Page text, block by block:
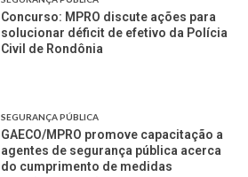
Concurso: MPRO discute ações para
solucionar déficit de efetivo da Polícia
Civil de Rondônia
SEGURANÇA PÚBLICA
GAECO/MPRO promove capacitação a
agentes de segurança pública acerca
do cumprimento de medidas